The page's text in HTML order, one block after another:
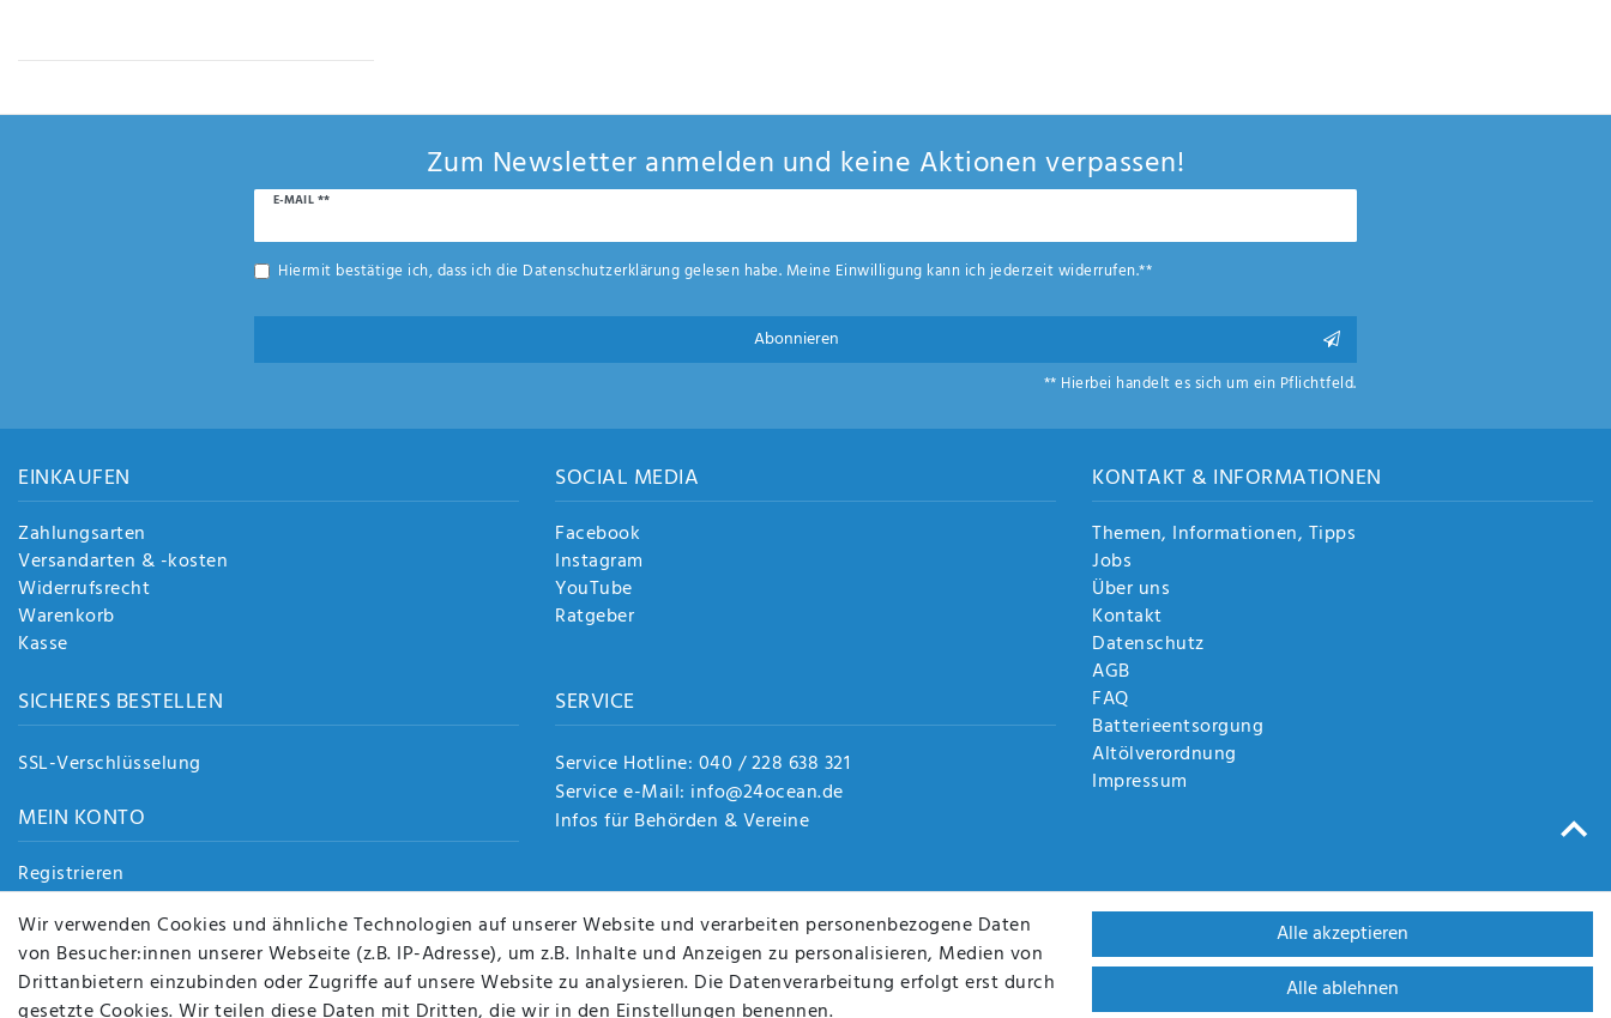
Zum Newsletter anmelden und keine Aktionen verpassen!
E-MAIL **
Newsletter
Hiermit bestätige ich, dass ich die Daten­schutz­erklärunggelesen habe. Meine Einwilligung kann ich jederzeit widerrufen.**
Abonnieren
** Hierbei handelt es sich um ein Pflichtfeld.
EINKAUFEN
Zahlungsarten
Versandarten & -kosten
Widerrufsrecht
Warenkorb
Kasse
SICHERES BESTELLEN
SSL-Verschlüsselung
MEIN KONTO
Registrieren
Login
SOCIAL MEDIA
Facebook
Instagram
YouTube
Ratgeber
SERVICE
Service Hotline: 040 / 228 638 321
Service e-Mail: info@24ocean.de
Infos für Behörden & Vereine
KONTAKT & INFORMATIONEN
Themen, Informationen, Tipps
Jobs
Über uns
Kontakt
Datenschutz
AGB
FAQ
Batterieentsorgung
Altölverordnung
Impressum
Wir verwenden Cookies und ähnliche Technologien auf unserer Website und verarbeiten personenbezogene Daten
von Besucher:innen unserer Webseite (z.B. IP-Adresse), um z.B. Inhalte und Anzeigen zu personalisieren, Medien von
Drittanbietern einzubinden oder Zugriffe auf unsere Website zu analysieren. Die Datenverarbeitung erfolgt erst durch
Alle akzeptieren
Alle ablehnen